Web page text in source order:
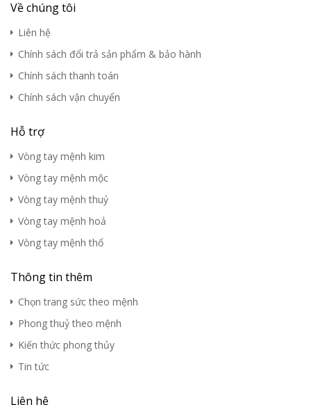
Về chúng tôi
Liên hệ
Chính sách đổi trả sản phẩm & bảo hành
Chính sách thanh toán
Chính sách vận chuyển
Hỗ trợ
Vòng tay mệnh kim
Vòng tay mệnh mộc
Vòng tay mệnh thuỷ
Vòng tay mệnh hoả
Vòng tay mệnh thổ
Thông tin thêm
Chọn trang sức theo mệnh
Phong thuỷ theo mệnh
Kiến thức phong thủy
Tin tức
Liên hệ